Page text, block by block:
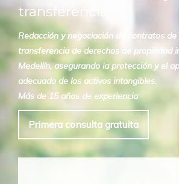
transferencia.
Redacción y negociación de contratos de
transferencia de derechos de propiedad
Medellín, asegurando la protección y el
adecuado de los activos intangibles.
Más de 15 años de experiencia
Primera consulta gratuita